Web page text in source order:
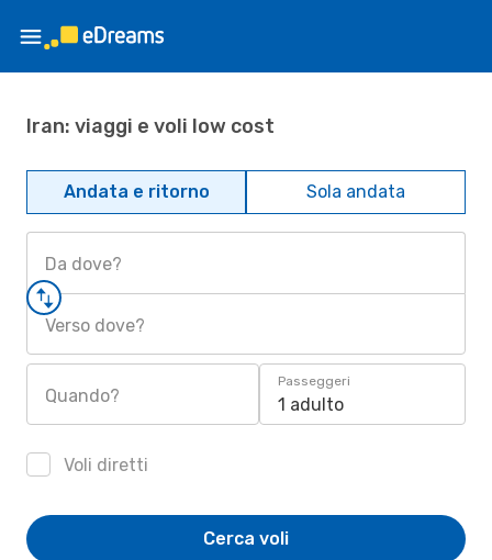
Iran: viaggi e voli low cost
Andata e ritorno Sola andata
Da dove?
Verso dove?
Quando?
Passeggeri
1 adulto
Voli diretti
Cerca voli